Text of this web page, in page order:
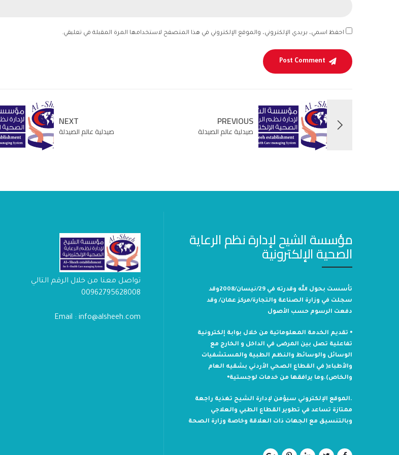
احفظ اسمي، بريدي الإلكتروني، والموقع الإلكتروني في هذا المتصفح لاستخدامها المرة المقبلة في تعليقي.
Post Comment
PREVIOUS
صيدلية عالم الصيدلة
NEXT
صيدلية عالم الصيدلة
مؤسسة الشيح لإدارة نظم الرعاية
الصحية الإلكترونية
تأسست بحول الله وقدرته في 29/نيسان/2008وقد
سجلت في وزارة الصناعة والتجارة/مركز عمان/ وقد
دفعت الرسوم حسب الأصول
⦁ تقديم الخدمة المعلوماتية من خلال بوابة إلكترونية
تفاعلية تصل بين المرضى في الداخل و الخارج مع
الوسائل والوسائط والنظم الطبية والمستشفيات
والأطباء( في القطاع الصحي الأردني بشقيه العام
والخاص).وما يرافقها من خدمات لوجستية⦁
.الموقع الإلكتروني سيؤمن لإدارة الشيح تغذية راجعة
ممتازة تساعد في تطوير القطاع الطبي والعلاجي
وبالتنسيق مع الجهات ذات العلاقة وخاصة وزارة الصحة
تواصل معنا من خلال الرقم التالي
00962795628008
Email : info@alsheeh.com